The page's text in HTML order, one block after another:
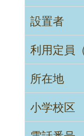
設置者
利用定員
所在地
小学校区